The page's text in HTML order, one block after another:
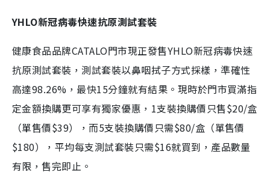
YHLO新冠病毒快速抗原測試套裝
健康食品品牌CATALO門市現正發售YHLO新冠病毒快速
抗原測試套裝，測試套裝以鼻咽拭子方式採樣，準確性
高達98.26%，最快15分鐘就有結果。現時於門市買滿指
定金額換購更可享有獨家優惠，1支裝換購價只售$20/盒
（單售價$39），而5支裝換購價只需$80/盒（單售價
$180），平均每支測試套裝只需$16就買到，產品數量
有限，售完即止。